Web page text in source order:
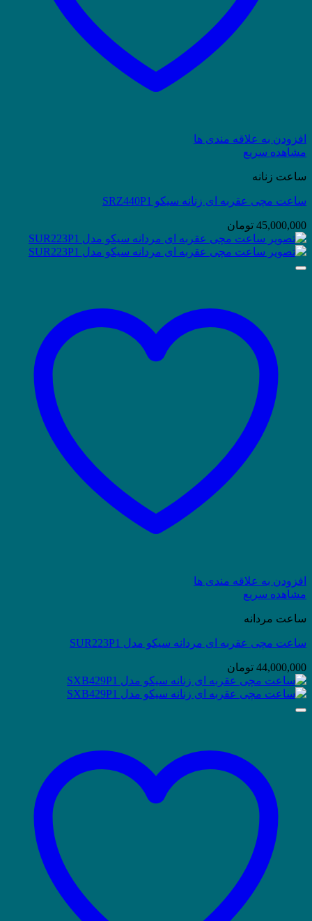
افزودن به علاقه مندی ها
مشاهده سریع
ساعت زنانه
ساعت مچی عقربه ای زنانه سیکو SRZ440P1
45,000,000 تومان
افزودن به علاقه مندی ها
مشاهده سریع
ساعت مردانه
ساعت مچی عقربه ای مردانه سیکو مدل SUR223P1
44,000,000 تومان